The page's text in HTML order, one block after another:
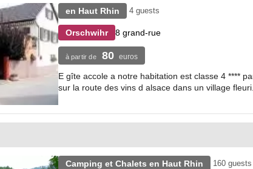
en Haut Rhin 4 guests
Orschwihr 8 grand-rue
à partir de 80 euros
E gîte accole a notre habitation est classe 4 ****
sur la route des vins d alsace dans un village
Camping et Chalets en Haut Rhin 160 guests